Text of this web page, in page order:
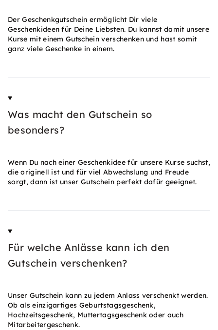
Der Geschenkgutschein ermöglicht Dir viele
Geschenkideen für Deine Liebsten. Du kannst damit unsere
Kurse mit einem Gutschein verschenken und hast somit
ganz viele Geschenke in einem.
Was macht den Gutschein so
besonders?
Wenn Du nach einer Geschenkidee für unsere Kurse suchst,
die originell ist und für viel Abwechslung und Freude
sorgt, dann ist unser Gutschein perfekt dafür geeignet.
Für welche Anlässe kann ich den
Gutschein verschenken?
Unser Gutschein kann zu jedem Anlass verschenkt werden.
Ob als einzigartiges Geburtstagsgeschenk,
Hochzeitsgeschenk, Muttertagsgeschenk oder auch
Mitarbeitergeschenk.